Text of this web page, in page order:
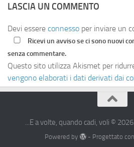
LASCIA UN COMMENTO
Devi essere connesso per inviare un
Ricevi un avviso se ci sono nuovi
senza commentare.
Questo sito utilizza Akismet per
vengono elaborati i dati derivati dai
...E a volte, quando cadi, voli ©
Powered by - Progettato